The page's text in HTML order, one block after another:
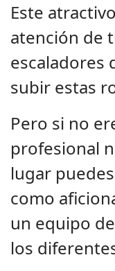
Este
atención de
escaladores
subir estas
Pero si no
profesional
lugar
como
un equipo
los